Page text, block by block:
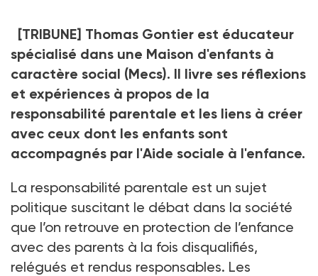
[TRIBUNE] Thomas Gontier est éducateur
spécialisé dans une Maison d'enfants à
caractère social (Mecs). Il livre ses réflexions
et expériences à propos de la
responsabilité parentale et les liens à créer
avec ceux dont les enfants sont
accompagnés par l'Aide sociale à l'enfance.
La responsabilité parentale est un sujet
politique suscitant le débat dans la société
que l’on retrouve en protection de l’enfance
avec des parents à la fois disqualifiés,
relégués et rendus responsables. Les